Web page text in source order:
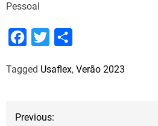
Pessoal
c
i
a
Tagged Usaflex, Verão 2023
NPrevious: